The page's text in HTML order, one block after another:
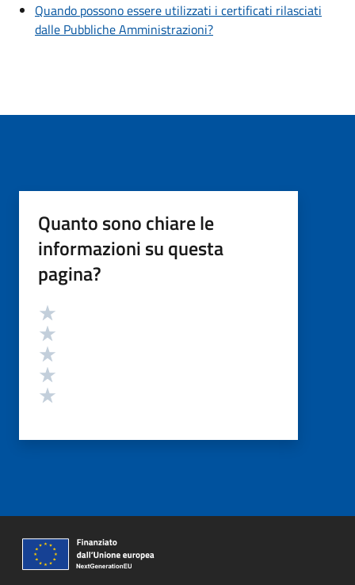
Quando possono essere utilizzati i certificati rilasciati
dalle Pubbliche Amministrazioni?
Quanto sono chiare le
informazioni su questa
pagina?
Valutazione